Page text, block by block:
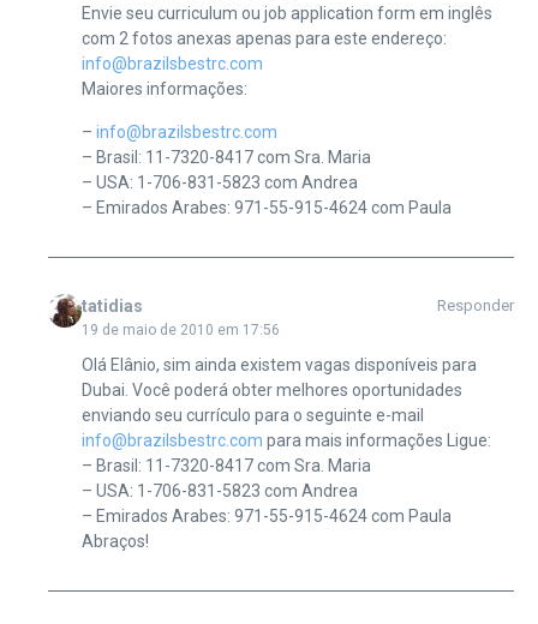
Envie seu curriculum ou job application form em inglês
com 2 fotos anexas apenas para este endereço:
info@brazilsbestrc.com
Maiores informações:
– info@brazilsbestrc.com
– Brasil: 11-7320-8417 com Sra. Maria
– USA: 1-706-831-5823 com Andrea
– Emirados Arabes: 971-55-915-4624 com Paula
tatidias
19 de maio de 2010 em 17:56
Responder
Olá Elânio, sim ainda existem vagas disponíveis para
Dubai. Você poderá obter melhores oportunidades
enviando seu currículo para o seguinte e-mail
info@brazilsbestrc.com para mais informações Ligue:
– Brasil: 11-7320-8417 com Sra. Maria
– USA: 1-706-831-5823 com Andrea
– Emirados Arabes: 971-55-915-4624 com Paula
Abraços!